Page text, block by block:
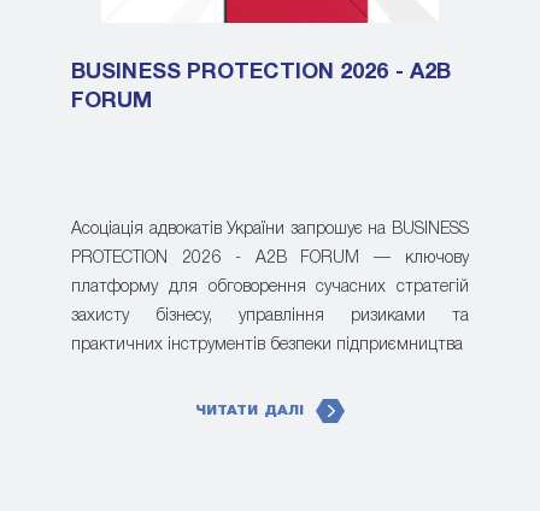
BUSINESS PROTECTION 2026 - A2B
FORUM
Асоціація адвокатів України запрошує на BUSINESS
PROTECTION 2026 - A2B FORUM — ключову
платформу для обговорення сучасних стратегій
захисту бізнесу, управління ризиками та
практичних інструментів безпеки підприємництва
ЧИТАТИ ДАЛІ